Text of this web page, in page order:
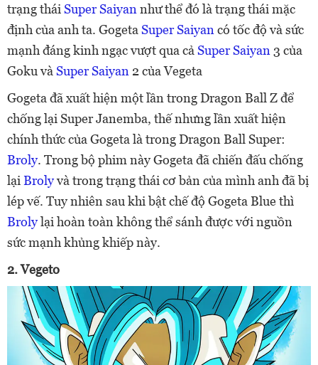
trạng thái Super Saiyan như thể đó là trạng thái mặc
định của anh ta. Gogeta Super Saiyan có tốc độ và sức
mạnh đáng kinh ngạc vượt qua cả Super Saiyan 3 của
Goku và Super Saiyan 2 của Vegeta
Gogeta đã xuất hiện một lần trong Dragon Ball Z để
chống lại Super Janemba, thế nhưng lần xuất hiện
chính thức của Gogeta là trong Dragon Ball Super:
Broly. Trong bộ phim này Gogeta đã chiến đấu chống
lại Brolyvà trong trạng thái cơ bản của mình anh đã bị
lép vế. Tuy nhiên sau khi bật chế độ Gogeta Blue thì
Brolylại hoàn toàn không thể sánh được với nguồn
sức mạnh khủng khiếp này.
2. Vegeto